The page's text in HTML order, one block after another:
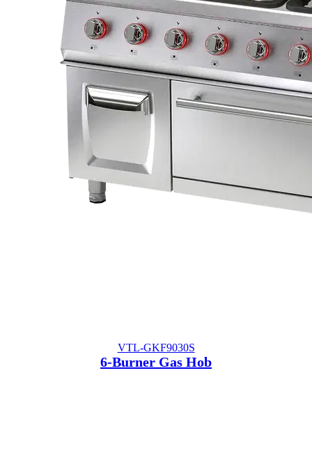
VTL-GKF9030S
6-Burner Gas Hob